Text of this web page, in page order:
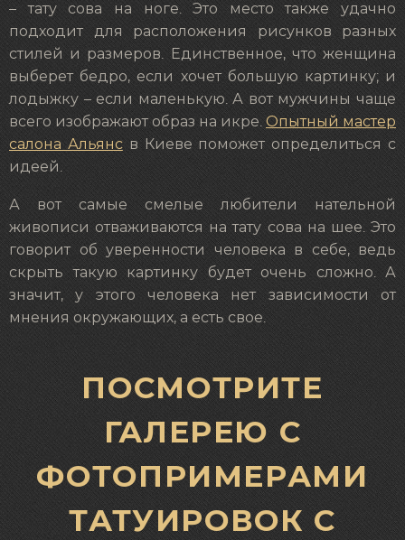
– тату сова на ноге. Это место также удачно
подходит для расположения рисунков разных
стилей и размеров. Единственное, что женщина
выберет бедро, если хочет большую картинку; и
лодыжку – если маленькую. А вот мужчины чаще
всего изображают образ на икре.Опытный мастер
салона Альянсв Киеве поможет определиться с
идеей.
А вот самые смелые любители нательной
живописи отваживаются на тату сова на шее. Это
говорит об уверенности человека в себе, ведь
скрыть такую картинку будет очень сложно. А
значит, у этого человека нет зависимости от
мнения окружающих, а есть свое.
ПОСМОТРИТЕ
ГАЛЕРЕЮ С
ФОТОПРИМЕРАМИ
ТАТУИРОВОК С